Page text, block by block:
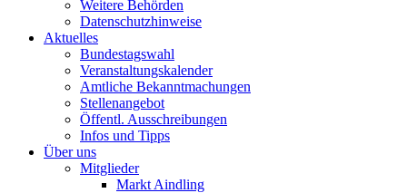
Weitere Behörden
Datenschutzhinweise
Aktuelles
Bundestagswahl
Veranstaltungskalender
Amtliche Bekanntmachungen
Stellenangebot
Öffentl. Ausschreibungen
Infos und Tipps
Über uns
Mitglieder
Markt Aindling